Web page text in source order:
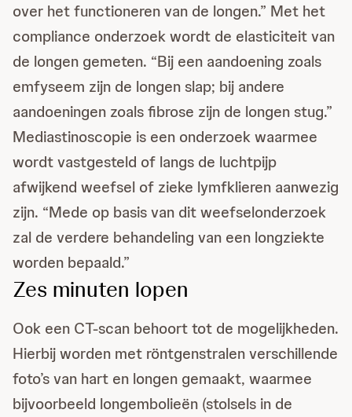
over het functioneren van de longen.” Met het
compliance onderzoek wordt de elasticiteit van
de longen gemeten. “Bij een aandoening zoals
emfyseem zijn de longen slap; bij andere
aandoeningen zoals fibrose zijn de longen stug.”
Mediastinoscopie is een onderzoek waarmee
wordt vastgesteld of langs de luchtpijp
afwijkend weefsel of zieke lymfklieren aanwezig
zijn. “Mede op basis van dit weefselonderzoek
zal de verdere behandeling van een longziekte
worden bepaald.”
Zes minuten lopen
Ook een CT-scan behoort tot de mogelijkheden.
Hierbij worden met röntgenstralen verschillende
foto’s van hart en longen gemaakt, waarmee
bijvoorbeeld longembolieën (stolsels in de